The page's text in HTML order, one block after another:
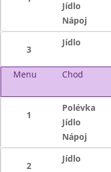
Jídlo
Nápoj
3
Jídlo
Menu Chod
1
Polévka
Jídlo
Nápoj
2
Jídlo